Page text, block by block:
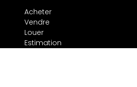
Acheter
Vendre
Louer
Estimation